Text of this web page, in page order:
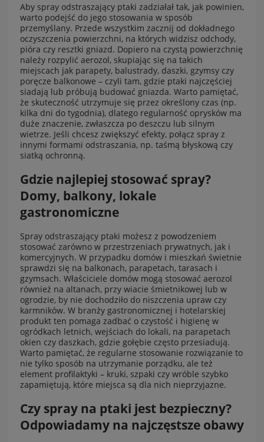
Aby spray odstraszający ptaki zadziałał tak, jak powinien,
warto podejść do jego stosowania w sposób
przemyślany. Przede wszystkim zacznij od dokładnego
oczyszczenia powierzchni, na których widzisz odchody,
pióra czy resztki gniazd. Dopiero na czystą powierzchnię
należy rozpylić aerozol, skupiając się na takich
miejscach jak parapety, balustrady, daszki, gzymsy czy
poręcze balkonowe – czyli tam, gdzie ptaki najczęściej
siadają lub próbują budować gniazda. Warto pamiętać,
że skuteczność utrzymuje się przez określony czas (np.
kilka dni do tygodnia), dlatego regularność oprysków ma
duże znaczenie, zwłaszcza po deszczu lub silnym
wietrze. Jeśli chcesz zwiększyć efekty, połącz spray z
innymi formami odstraszania, np. taśmą błyskową czy
siatką ochronną.
Gdzie najlepiej stosować spray?
Domy, balkony, lokale
gastronomiczne
Spray odstraszający ptaki możesz z powodzeniem
stosować zarówno w przestrzeniach prywatnych, jak i
komercyjnych. W przypadku domów i mieszkań świetnie
sprawdzi się na balkonach, parapetach, tarasach i
gzymsach. Właściciele domów mogą stosować aerozol
również na altanach, przy wiacie śmietnikowej lub w
ogrodzie, by nie dochodziło do niszczenia upraw czy
karmników. W branży gastronomicznej i hotelarskiej
produkt ten pomaga zadbać o czystość i higienę w
ogródkach letnich, wejściach do lokali, na parapetach
okien czy daszkach, gdzie gołębie często przesiadują.
Warto pamiętać, że regularne stosowanie rozwiązanie to
nie tylko sposób na utrzymanie porządku, ale też
element profilaktyki – kruki, szpaki czy wróble szybko
zapamiętują, które miejsca są dla nich nieprzyjazne.
Czy spray na ptaki jest bezpieczny?
Odpowiadamy na najczęstsze obawy